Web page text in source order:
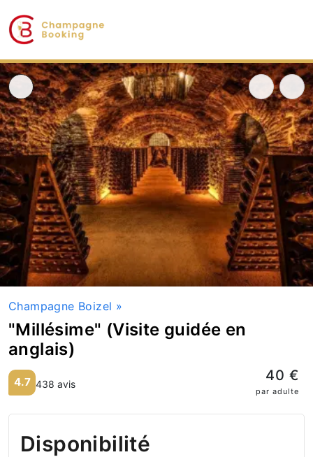
Champagne Boizel »
"Millésime" (Visite guidée en
anglais)
4.7 438 avis 40 €
par adulte
Disponibilité